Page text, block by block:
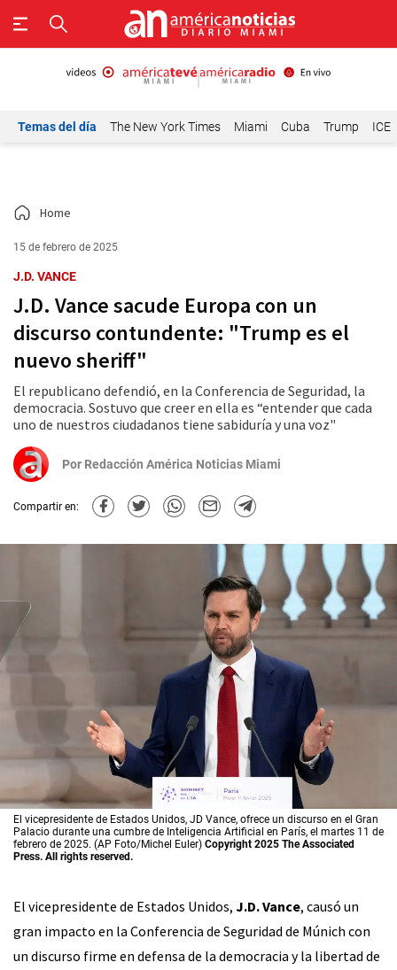
Temas del día The New York Times Miami Cuba Trump ICE
Home
15 de febrero de 2025
J.D. VANCE
J.D. Vance sacude Europa con un
discurso contundente: "Trump es el
nuevo sheriff"
El republicano defendió, en la Conferencia de Seguridad, la
democracia. Sostuvo que creer en ella es “entender que cada
uno de nuestros ciudadanos tiene sabiduría y una voz"
Por Redacción América Noticias Miami
Compartir en:
El vicepresidente de Estados Unidos, JD Vance, ofrece un discurso en el Gran
Palacio durante una cumbre de Inteligencia Artificial en París, el martes 11 de
febrero de 2025. (AP Foto/Michel Euler) Copyright 2025 The Associated
Press. All rights reserved.
El vicepresidente de Estados Unidos, J.D. Vance, causó un
gran impacto en la Conferencia de Seguridad de Múnich con
un discurso firme en defensa de la democracia y la libertad de